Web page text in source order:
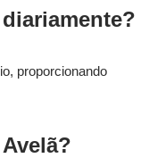
proporcionando